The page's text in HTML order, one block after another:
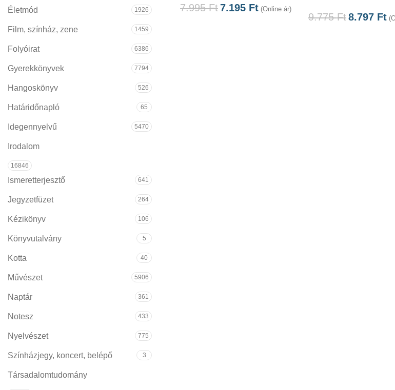
Életmód 1926
Film, színház, zene 1459
Folyóirat 6386
Gyerekkönyvek 7794
Hangoskönyv 526
Határidőnapló 65
Idegennyelvű 5470
Irodalom
16846
Ismeretterjesztő 641
Jegyzetfüzet 264
Kézikönyv 106
Könyvutalvány 5
Kotta 40
Művészet 5906
Naptár 361
Notesz 433
Nyelvészet 775
Színházjegy, koncert, belépő 3
Társadalomtudomány
7.995Ft7.195 Ft (Online ár)
9.775Ft 8.797 Ft